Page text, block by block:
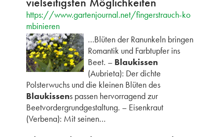
https://www.gartenjournal.net/fingerstrauch-ko
mbinieren
…Blüten der Ranunkeln bringen
Romantik und Farbtupfer ins
Beet. – Blaukissen
(Aubrieta): Der dichte
Polsterwuchs und die kleinen Blüten des
Blaukissens passen hervorragend zur
Beetvordergrundgestaltung. – Eisenkraut
(Verbena): Mit seinen…